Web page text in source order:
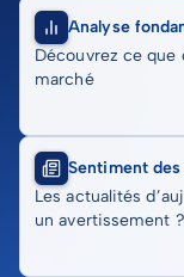
Analyse
Découvrez ce
marché
Sentiment
Les actualités
un avertissement ?